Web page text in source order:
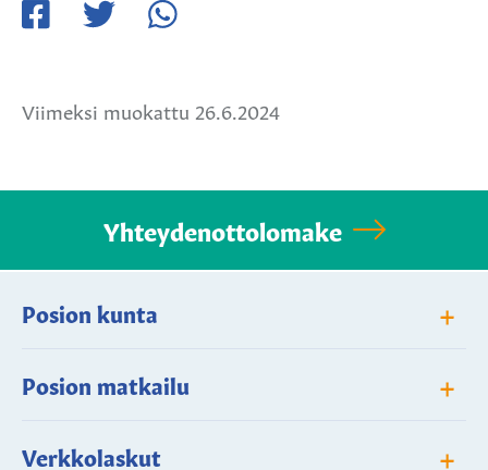
Viimeksi muokattu 26.6.2024
Yhteydenottolomake
Posion kunta +
Posion matkailu +
Verkkolaskut +